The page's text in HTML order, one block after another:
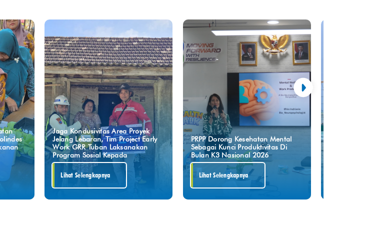
Jaga Kondusivitas Area Proyek
Jelang Lebaran, Tim Project Early
Work GRR Tuban Laksanakan
Program Sosial Kepada
Lihat Selengkapnya
PRPP Dorong Kesehatan Mental
Sebagai Kunci Produktivitas Di
Bulan K3 Nasional 2026
Lihat Selengkapnya